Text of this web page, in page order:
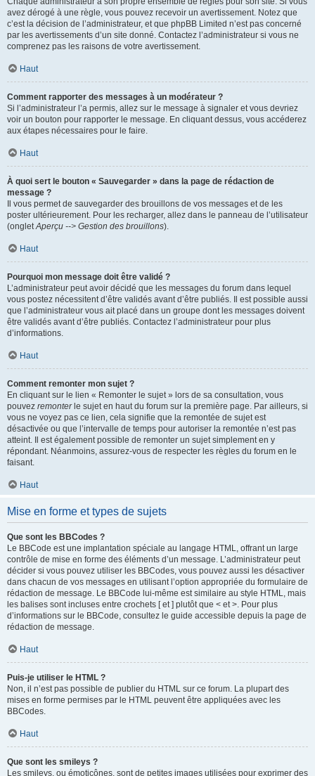
avez dérogé à une règle, vous pouvez recevoir un avertissement. Notez que
c’est la décision de l’administrateur, et que phpBB Limited n’est pas concerné
par les avertissements d’un site donné. Contactez l’administrateur si vous ne
comprenez pas les raisons de votre avertissement.
Haut
Comment rapporter des messages à un modérateur ?
Si l’administrateur l’a permis, allez sur le message à signaler et vous devriez
voir un bouton pour rapporter le message. En cliquant dessus, vous accéderez
aux étapes nécessaires pour le faire.
Haut
À quoi sert le bouton « Sauvegarder » dans la page de rédaction de
message ?
Il vous permet de sauvegarder des brouillons de vos messages et de les
poster ultérieurement. Pour les recharger, allez dans le panneau de l’utilisateur
(ongletAperçu --> Gestion des brouillons).
Haut
Pourquoi mon message doit être validé ?
L’administrateur peut avoir décidé que les messages du forum dans lequel
vous postez nécessitent d’être validés avant d’être publiés. Il est possible aussi
que l’administrateur vous ait placé dans un groupe dont les messages doivent
être validés avant d’être publiés. Contactez l’administrateur pour plus
d’informations.
Haut
Comment remonter mon sujet ?
En cliquant sur le lien « Remonter le sujet » lors de sa consultation, vous
pouvez remonterle sujet en haut du forum sur la première page. Par ailleurs, si
vous ne voyez pas ce lien, cela signifie que la remontée de sujet est
désactivée ou que l’intervalle de temps pour autoriser la remontée n’est pas
atteint. Il est également possible de remonter un sujet simplement en y
répondant. Néanmoins, assurez-vous de respecter les règles du forum en le
faisant.
Haut
Mise en forme et types de sujets
Que sont les BBCodes ?
Le BBCode est une implantation spéciale au langage HTML, offrant un large
contrôle de mise en forme des éléments d’un message. L’administrateur peut
décider si vous pouvez utiliser les BBCodes, vous pouvez aussi les désactiver
dans chacun de vos messages en utilisant l’option appropriée du formulaire de
rédaction de message. Le BBCode lui-même est similaire au style HTML, mais
les balises sont incluses entre crochets [ et ] plutôt que < et >. Pour plus
d’informations sur le BBCode, consultez le guide accessible depuis la page de
rédaction de message.
Haut
Puis-je utiliser le HTML ?
Non, il n’est pas possible de publier du HTML sur ce forum. La plupart des
mises en forme permises par le HTML peuvent être appliquées avec les
BBCodes.
Haut
Que sont les smileys ?
Les smileys, ou émoticônes, sont de petites images utilisées pour exprimer des